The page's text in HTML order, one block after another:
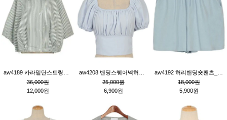
36,000원
12,000원
25,000원
6,900원
18,000원
5,900원